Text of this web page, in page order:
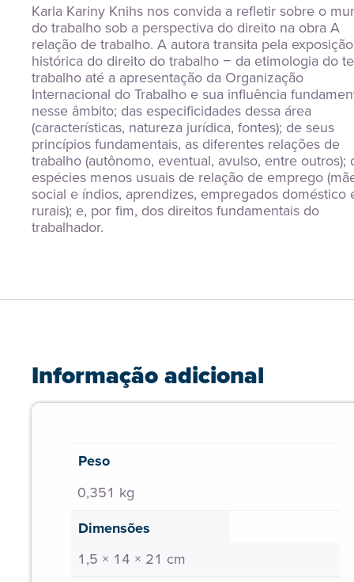
Karla Kariny Knihs nos convida a refletir sobre o
do trabalho sob a perspectiva do direito na obra A
relação de trabalho. A autora transita pela exposição
histórica do direito do trabalho − da etimologia do
trabalho até a apresentação da Organização
Internacional do Trabalho e sua influência
nesse âmbito; das especificidades dessa área
(características, natureza jurídica, fontes); de seus
princípios fundamentais, as diferentes relações de
trabalho (autônomo, eventual, avulso, entre outros);
espécies menos usuais de relação de emprego
social e índios, aprendizes, empregados doméstico
rurais); e, por fim, dos direitos fundamentais do
trabalhador.
Informação adicional
Peso
0,351 kg
Dimensões
1,5 × 14 × 21 cm